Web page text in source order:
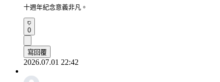
十週年紀念意義非凡。
0
寫回覆
2026.07.01 22:42